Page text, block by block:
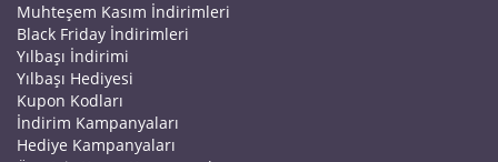
Muhteşem Kasım İndirimleri
Black Friday İndirimleri
Yılbaşı İndirimi
Yılbaşı Hediyesi
Kupon Kodları
İndirim Kampanyaları
Hediye Kampanyaları